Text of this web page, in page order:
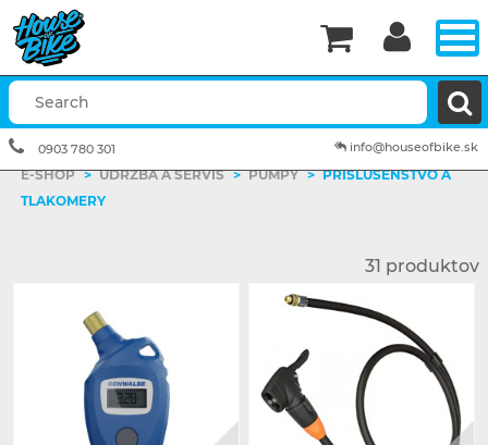
E-SHOP > ÚDRŽBA A SERVIS > PUMPY > PRÍSLUŠENSTVO A
TLAKOMERY
31 produktov


info@houseofbike.sk
0903 780 301